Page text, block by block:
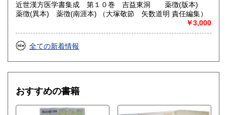
近世漢方医学書集成 第１０巻 吉益東洞 薬徴(版本)
薬徴(異本) 薬徴(南涯本) （大塚敬節 矢数道明 責任編集）
￥3,000
全ての新着情報
おすすめの書籍